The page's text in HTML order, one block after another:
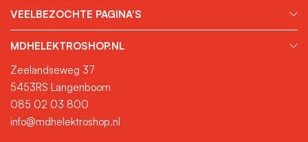
VEELBEZOCHTE PAGINA'S
MDHELEKTROSHOP.NL
Zeelandseweg 37
5453RS Langenboom
085 02 03 800
info@mdhelektroshop.nl